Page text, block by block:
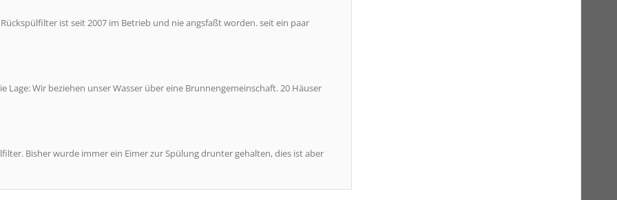
ist seit 2007 im Betrieb und nie angsfaßt worden. seit ein paar
Wir beziehen unser Wasser über eine Brunnengemeinschaft. 20 Häuser
Bisher wurde immer ein Eimer zur Spülung drunter gehalten, dies ist aber